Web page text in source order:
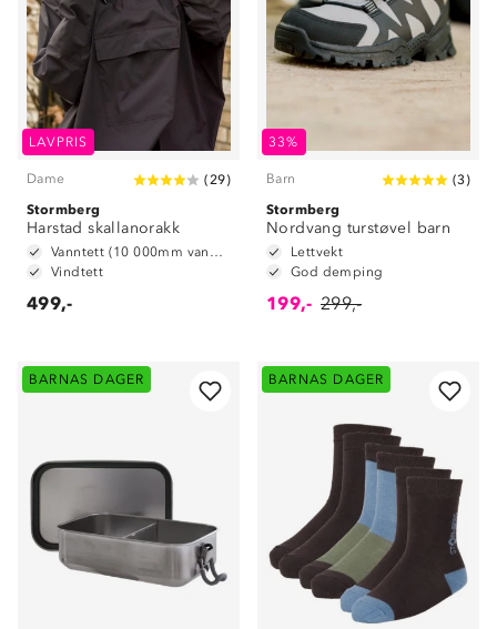
LAVPRIS
Dame (29)
Stormberg
Harstad skallanorakk
Vanntett (10 000mm vannsøyle)
Vindtett
499,-
33%
Barn (3)
Stormberg
Nordvang turstøvel barn
Lettvekt
God demping
199,- 299,-
BARNAS DAGER BARNAS DAGER